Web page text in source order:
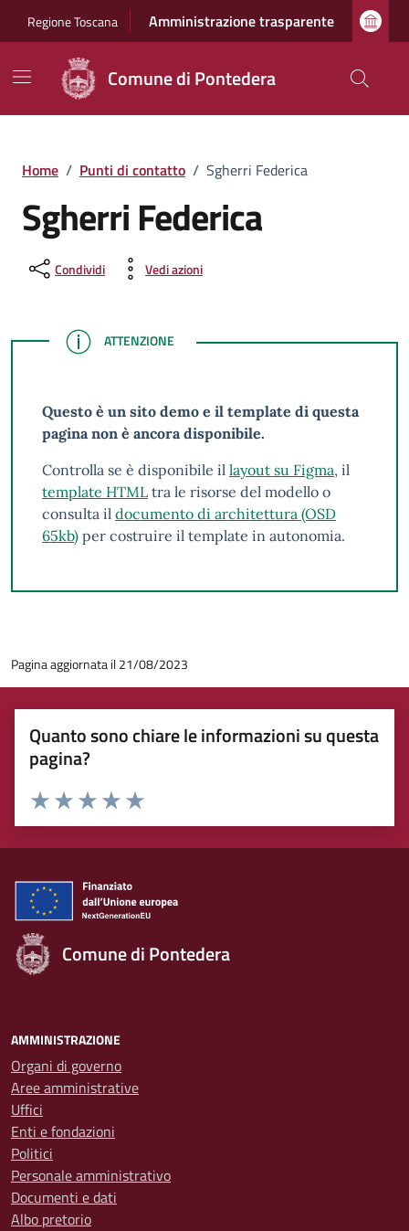
Regione Toscana Amministrazione trasparente
Comune di Pontedera
Home / Punti di contatto / Sgherri Federica
Sgherri Federica
Condividi Vedi azioni
ATTENZIONE
ATTENZIONE
Questo è un sito demo e il template di questa
pagina non è ancora disponibile.
Controlla se è disponibile il layout su Figma, il
template HTML tra le risorse del modello o
consulta il documento di architettura (OSD
65kb) per costruire il template in autonomia.
Pagina aggiornata il 21/08/2023
Quanto sono chiare le informazioni su questa
pagina?
Rating:
Valuta 5 stelle su 5
Valuta 4 stelle su 5
Valuta 3 stelle su 5
Valuta 2 stelle su 5
Valuta 1 stelle su 5
Comune di Pontedera
AMMINISTRAZIONE
Organi di governo
Aree amministrative
Uffici
Enti e fondazioni
Politici
Personale amministrativo
Documenti e dati
Albo pretorio